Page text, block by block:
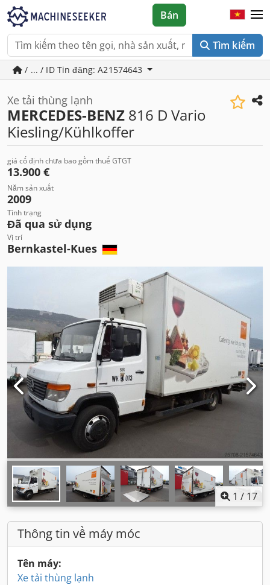
Tìm kiếm
Bán
/ ... / ID Tin đăng: A21574643
Xe tải thùng lạnh
MERCEDES-BENZ 816 D Vario
Kiesling/Kühlkoffer
giá cố định chưa bao gồm thuế GTGT
13.900 €
Năm sản xuất
2009
Tình trạng
Đã qua sử dụng
Vị trí
Bernkastel-Kues
1 / 17
Thông tin về máy móc
Tên máy:
Xe tải thùng lạnh